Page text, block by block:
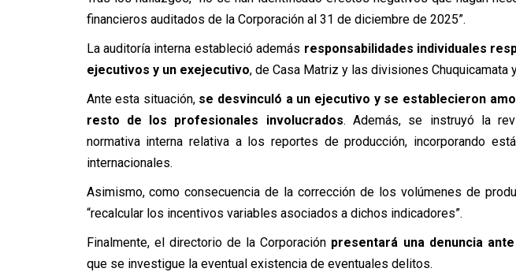
financieros auditados de la Corporación al 31 de diciembre de 2025”.
La auditoría interna estableció además responsabilidades individuales
ejecutivos y un exejecutivo, de Casa Matriz y las divisiones Chuquicamata
Ante esta situación, se desvinculó a un ejecutivo y se establecieron
resto de los profesionales involucrados. Además, se instruyó la
normativa interna relativa a los reportes de producción, incorporando
internacionales.
Asimismo, como consecuencia de la corrección de los volúmenes de
“recalcular los incentivos variables asociados a dichos indicadores”.
Finalmente, el directorio de la Corporación presentará una denuncia
que se investigue la eventual existencia de eventuales delitos.